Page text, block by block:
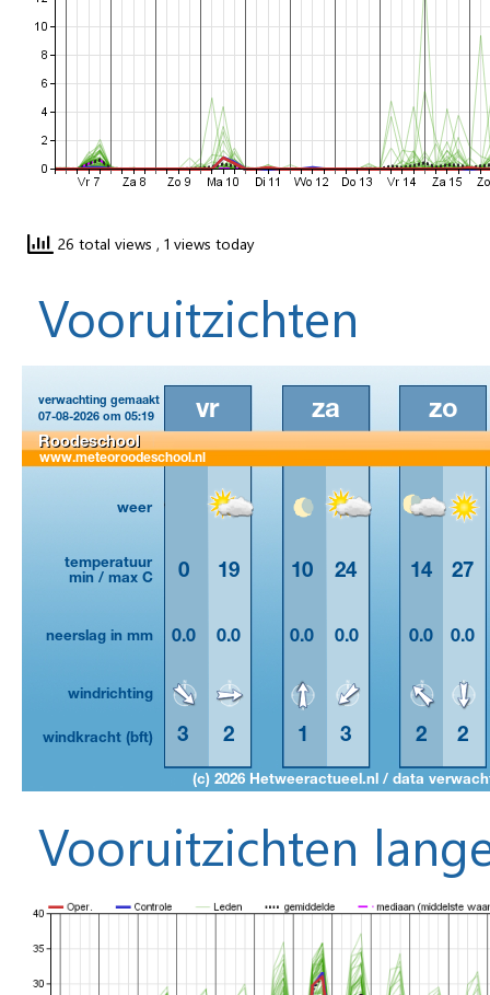
26 total views , 1 views today
Vooruitzichten
Vooruitzichten